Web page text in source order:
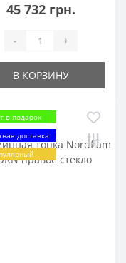
45 732 грн.
- +
В КОРЗИНУ
в подарок
доставка